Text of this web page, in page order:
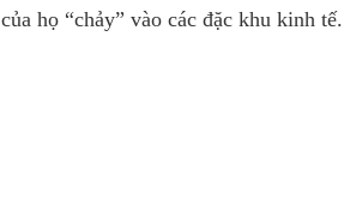
họ “chảy” vào các đặc khu kinh tế.